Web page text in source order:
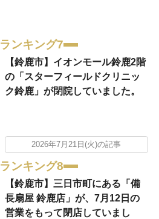
ランキング7
【鈴鹿市】イオンモール鈴鹿2階
の「スターフィールドクリニッ
ク鈴鹿」が閉院していました。
2026年7月21日(火)の記事
ランキング8
【鈴鹿市】三日市町にある「備
長扇屋 鈴鹿店」が、7月12日の
営業をもって閉店していまし